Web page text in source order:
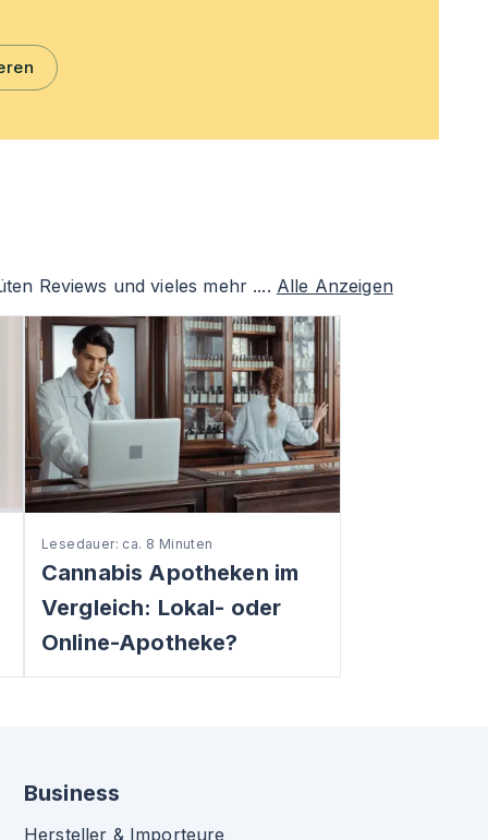
Reviews und vieles mehr .... Alle Anzeigen
Lesedauer: ca. 8 Minuten
Cannabis Apotheken im
Vergleich: Lokal- oder
Online-Apotheke?
Business
Hersteller & Importeure